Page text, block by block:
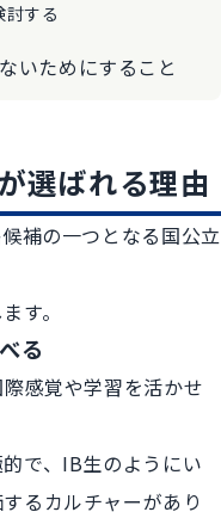
する
いためにすること
選ばれる理由
補の一つとなる国公立
す。
る
感覚や学習を活かせ
で、IB生のようにい
るカルチャーがあり